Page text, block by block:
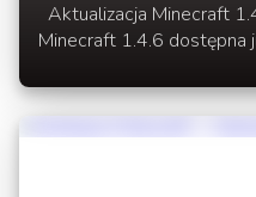
Aktualizacja Minecraft
Minecraft 1.4.6 dostępna
do wersji 1.4.5 jeśli ktoś
grać na serwerach.